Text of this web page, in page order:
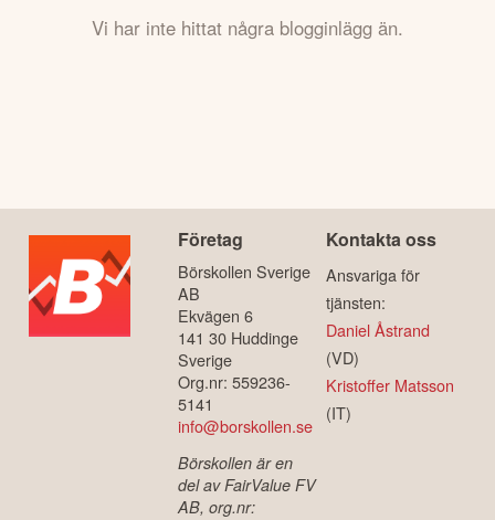
Vi har inte hittat några blogginlägg än.
Företag
Börskollen Sverige
AB
Ekvägen 6
141 30 Huddinge
Sverige
Org.nr: 559236-
5141
info@borskollen.se
Börskollen är en
del av FairValue FV
AB, org.nr:
Kontakta oss
Ansvariga för
tjänsten:
Daniel Åstrand
(VD)
Kristoffer Matsson
(IT)